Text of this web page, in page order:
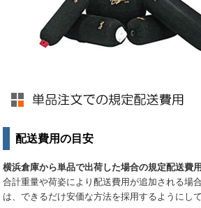
配送費用の目安
横浜倉庫から単品で出荷した場合の規定配送費
合計重量や荷姿により配送費用が追加される場
は、できるだけ安価な方法を採用するようにし